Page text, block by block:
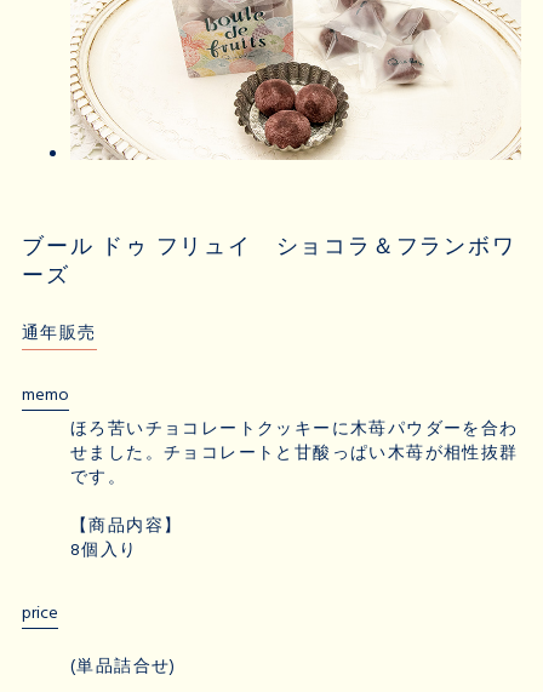
ブール ドゥ フリュイ ショコラ＆フランボワ
ーズ
通年販売
memo
ほろ苦いチョコレートクッキーに木苺パウダーを合わ
せました。チョコレートと甘酸っぱい木苺が相性抜群
です。
【商品内容】
8個入り
price
(単品詰合せ)